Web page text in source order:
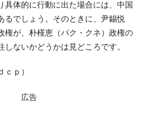
具体的に行動に出た場合には、中国
るでしょう。そのときに、尹錫悦
権が、朴槿恵（パク・クネ）政権の
しないかどうかは見どころです。
ｃｐ）
広告